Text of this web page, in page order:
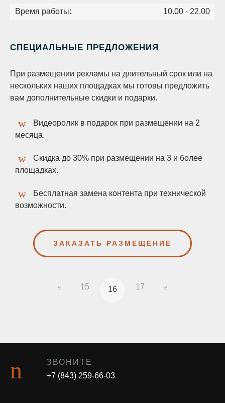
Время работы: 10.00 - 22.00
СПЕЦИАЛЬНЫЕ ПРЕДЛОЖЕНИЯ
При размещении рекламы на длительный срок или на
нескольких наших площадках мы готовы предложить
вам дополнительные скидки и подарки.
Видеоролик в подарок при размещении на 2
месяца.
Скидка до 30% при размещении на 3 и более
площадках.
Бесплатная замена контента при технической
возможности.
ЗАКАЗАТЬ РАЗМЕЩЕНИЕ
15 16 17
ЗВОНИТЕ
+7 (843) 259-66-03